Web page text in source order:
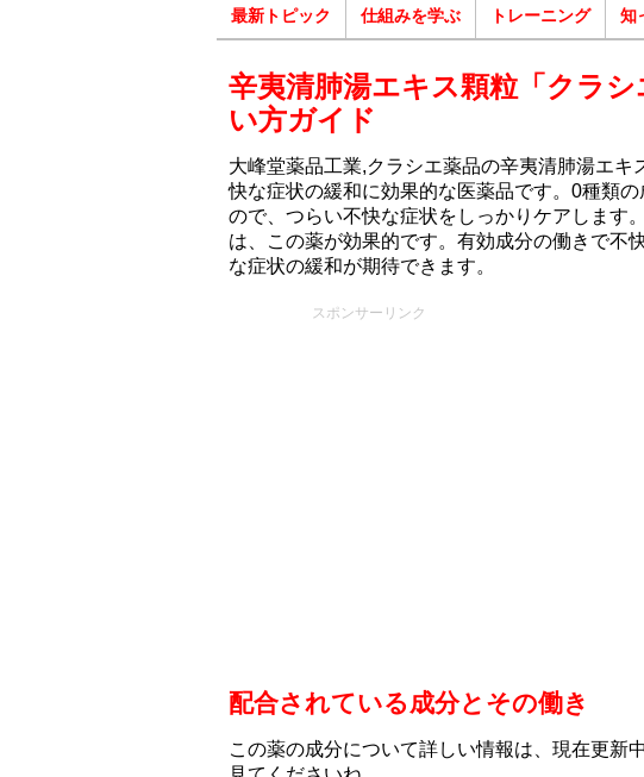
最新トピック 仕組みを学ぶ トレーニング 知
辛夷清肺湯エキス顆粒「クラ
い方ガイド
大峰堂薬品工業,クラシエ薬品の辛夷清肺湯エキ
快な症状の緩和に効果的な医薬品です。0種類
ので、つらい不快な症状をしっかりケアします
は、この薬が効果的です。有効成分の働きで不
な症状の緩和が期待できます。
スポンサーリンク
配合されている成分とその働き
この薬の成分について詳しい情報は、現在更新